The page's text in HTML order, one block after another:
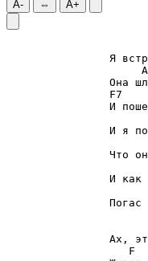
A-
⇔ A+
F7
Погас
F